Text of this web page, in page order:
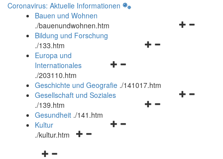
Coronavirus: Aktuelle Informationen
Bauen und Wohnen
./bauenundwohnen.htm
Navigationsmenü
Bildung und Forschung
./133.htm
Navigationsmenü
und
schließen
Europa und
Internationales
./203110.htm
Geschichte und Geografie ./141017.htm
Navigationsmenü
Gesellschaft und Soziales
./139.htm
Navigationsmenü
Gesundheit ./141.htm
Navigationsmenü
Kultur
./kultur.htm
Navigationsmenü